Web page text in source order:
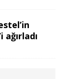
ağırladı